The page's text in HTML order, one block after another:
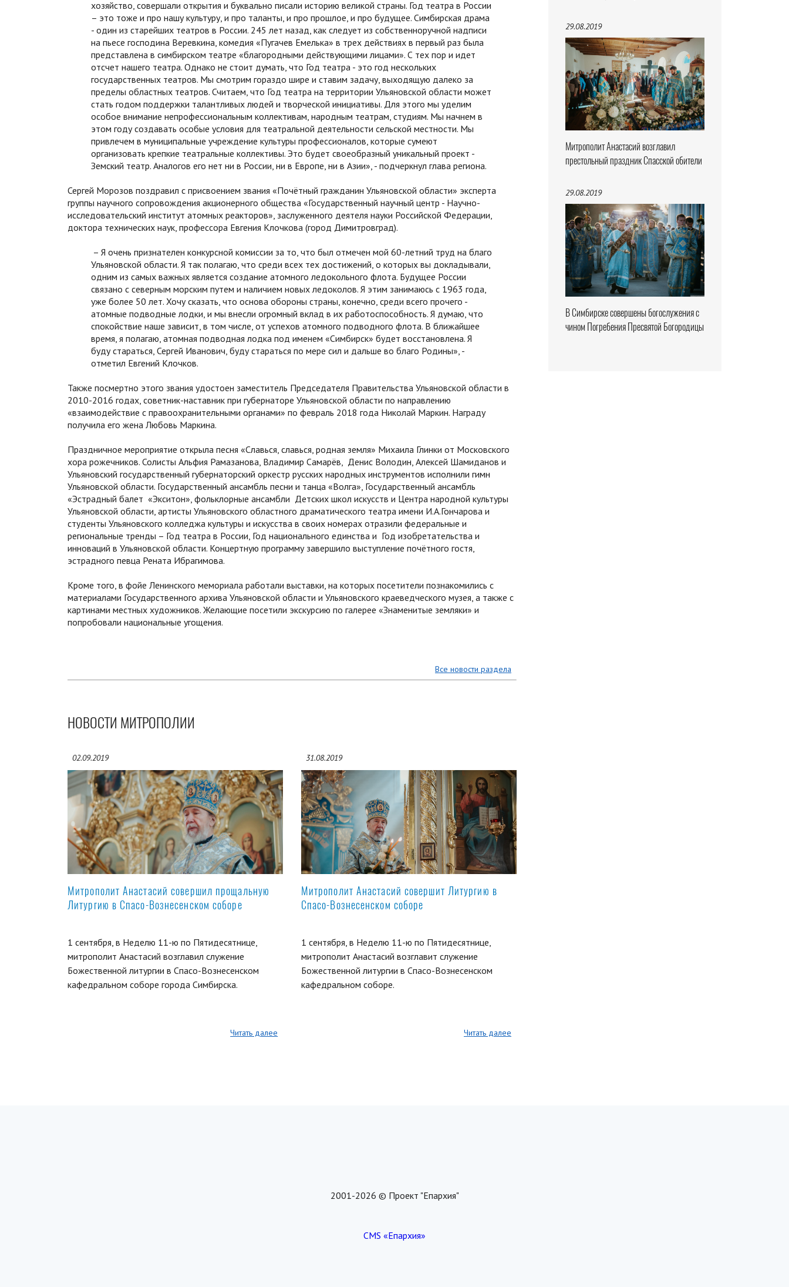
29.08.2019
Митрополит Анастасий возглавил
престольный праздник Спасской обители
29.08.2019
В Симбирске совершены богослужения с
чином Погребения Пресвятой Богородицы
хозяйство, совершали открытия и буквально писали историю великой страны. Год театра в России
– это тоже и про нашу культуру, и про таланты, и про прошлое, и про будущее. Симбирская драма
- один из старейших театров в России. 245 лет назад, как следует из собственноручной надписи
на пьесе господина Веревкина, комедия «Пугачев Емелька» в трех действиях в первый раз была
представлена в симбирском театре «благородными действующими лицами». С тех пор и идет
отсчет нашего театра. Однако не стоит думать, что Год театра - это год нескольких
государственных театров. Мы смотрим гораздо шире и ставим задачу, выходящую далеко за
пределы областных театров. Считаем, что Год театра на территории Ульяновской области может
стать годом поддержки талантливых людей и творческой инициативы. Для этого мы уделим
особое внимание непрофессиональным коллективам, народным театрам, студиям. Мы начнем в
этом году создавать особые условия для театральной деятельности сельской местности. Мы
привлечем в муниципальные учреждение культуры профессионалов, которые сумеют
организовать крепкие театральные коллективы. Это будет своеобразный уникальный проект -
Земский театр. Аналогов его нет ни в России, ни в Европе, ни в Азии», - подчеркнул глава региона.
Сергей Морозов поздравил с присвоением звания «Почётный гражданин Ульяновской области» эксперта
группы научного сопровождения акционерного общества «Государственный научный центр - Научно-
исследовательский институт атомных реакторов», заслуженного деятеля науки Российской Федерации,
доктора технических наук, профессора Евгения Клочкова (город Димитровград).
– Я очень признателен конкурсной комиссии за то, что был отмечен мой 60-летний труд на благо
Ульяновской области. Я так полагаю, что среди всех тех достижений, о которых вы докладывали,
одним из самых важных является создание атомного ледокольного флота. Будущее России
связано с северным морским путем и наличием новых ледоколов. Я этим занимаюсь с 1963 года,
уже более 50 лет. Хочу сказать, что основа обороны страны, конечно, среди всего прочего -
атомные подводные лодки, и мы внесли огромный вклад в их работоспособность. Я думаю, что
спокойствие наше зависит, в том числе, от успехов атомного подводного флота. В ближайшее
время, я полагаю, атомная подводная лодка под именем «Симбирск» будет восстановлена. Я
буду стараться, Сергей Иванович, буду стараться по мере сил и дальше во благо Родины», -
отметил Евгений Клочков.
Также посмертно этого звания удостоен заместитель Председателя Правительства Ульяновской области в
2010-2016 годах, советник-наставник при губернаторе Ульяновской области по направлению
«взаимодействие с правоохранительными органами» по февраль 2018 года Николай Маркин. Награду
получила его жена Любовь Маркина.
Праздничное мероприятие открыла песня «Славься, славься, родная земля» Михаила Глинки от Московского
хора рожечников. Солисты Альфия Рамазанова, Владимир Самарёв, Денис Володин, Алексей Шамиданов и
Ульяновский государственный губернаторский оркестр русских народных инструментов исполнили гимн
Ульяновской области. Государственный ансамбль песни и танца «Волга», Государственный ансамбль
«Эстрадный балет «Экситон», фольклорные ансамбли Детских школ искусств и Центра народной культуры
Ульяновской области, артисты Ульяновского областного драматического театра имени И.А.Гончарова и
студенты Ульяновского колледжа культуры и искусства в своих номерах отразили федеральные и
региональные тренды – Год театра в России, Год национального единства и Год изобретательства и
инноваций в Ульяновской области. Концертную программу завершило выступление почётного гостя,
эстрадного певца Рената Ибрагимова.
Кроме того, в фойе Ленинского мемориала работали выставки, на которых посетители познакомились с
материалами Государственного архива Ульяновской области и Ульяновского краеведческого музея, а также с
картинами местных художников. Желающие посетили экскурсию по галерее «Знаменитые земляки» и
попробовали национальные угощения.
Все новости раздела
НОВОСТИ МИТРОПОЛИИ
02.09.2019
Митрополит Анастасий совершил прощальную
Литургию в Спасо-Вознесенском соборе
1 сентября, в Неделю 11-ю по Пятидесятнице,
митрополит Анастасий возглавил служение
Божественной литургии в Спасо-Вознесенском
кафедральном соборе города Симбирска.
Читать далее
31.08.2019
Митрополит Анастасий совершит Литургию в
Спасо-Вознесенском соборе
1 сентября, в Неделю 11-ю по Пятидесятнице,
митрополит Анастасий возглавит служение
Божественной литургии в Спасо-Вознесенском
кафедральном соборе.
Читать далее
2001-2026 © Проект "Епархия"
CMS «Епархия»